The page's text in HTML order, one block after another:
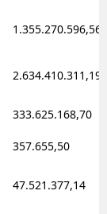
1.355.270.596,56
2.634.410.311,19
333.625.168,70
357.655,50
47.521.377,14